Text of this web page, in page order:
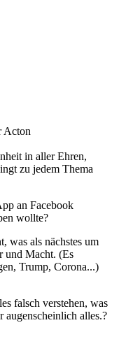
Acton
in aller Ehren,
zu jedem Thema
an Facebook
wollte?
was als nächstes um
und Macht. (Es
Trump, Corona...)
falsch verstehen, was
augenscheinlich alles.?